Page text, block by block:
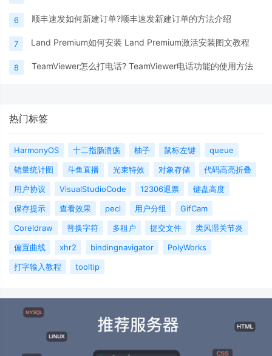
6 顺丰速发如何新建订单?顺丰速发新建订单的方法介绍
7 Land Premium如何安装 Land Premium激活安装图文教程
8 TeamViewer怎么打电话? TeamViewer电话功能的使用方法
热门标签
HarmonyOS 十二指肠溃疡 柚子 鼠标左键
queue
销量统计图
斗鱼直播 光束特效 对象存储
代码高亮折叠
用户协议
VisualStudioCode 12306退票
键盘高度
保存提示
查看效果 pecl 用户分组
GifCam
Coreldraw
替换字符 多租户 提交文件
类风湿关节炎
偏置曲线
xhr2 bindingnavigator
PolyWorks
打字输入教程
tooltip